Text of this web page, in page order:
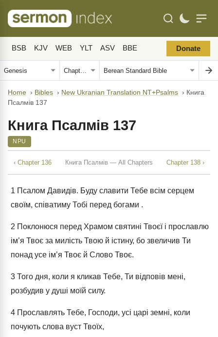
BSB KJV WEB YLT ASV BBE Donate
Home › Bibles › New Ukranian Translation NT+Psalms › Книга
Псалмів 137
Книга Псалмів 137
NPU
‹ Chapter 136 Книга Псалмів — All Chapters Chapter 138 ›
1 Псалом Давидів. Буду славити Тебе всім серцем
своїм, співатиму Тобі перед богами .
2 Поклонюся перед Храмом святині Твоєї і прославлю
ім’я Твоє за милість Твою й істину, бо звеличив Ти
понад усе ім’я Твоє й Слово Твоє.
3 Того дня, коли я кликав Тебе, Ти відповів мені,
розбудив у душі моїй силу.
4 Прославлять Тебе, Господи, усі царі земні, коли
почують слова вуст Твоїх,